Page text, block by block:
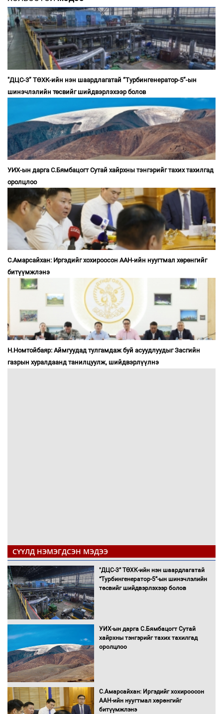
"ДЦС-3” ТӨХК-ийн нэн шаардлагатай “Турбингенератор-5”-ын
шинэчлэлийн төсвийг шийдвэрлэхээр болов
УИХ-ын дарга С.Бямбацогт Сутай хайрхны тэнгэрийг тахих тахилгад
оролцлоо
С.Амарсайхан: Иргэдийг хохироосон ААН-ийн нуугтмал хөрөнгийг
битүүмжлэнэ
Н.Номтойбаяр: Аймгуудад тулгамдаж буй асуудлуудыг Засгийн
газрын хуралдаанд танилцуулж, шийдвэрлүүлнэ
СҮҮЛД НЭМЭГДСЭН МЭДЭЭ
"ДЦС-3” ТӨХК-ийн нэн шаардлагатай
“Турбингенератор-5”-ын шинэчлэлийн
төсвийг шийдвэрлэхээр болов
УИХ-ын дарга С.Бямбацогт Сутай
хайрхны тэнгэрийг тахих тахилгад
оролцлоо
С.Амарсайхан: Иргэдийг хохироосон
ААН-ийн нуугтмал хөрөнгийг
битүүмжлэнэ